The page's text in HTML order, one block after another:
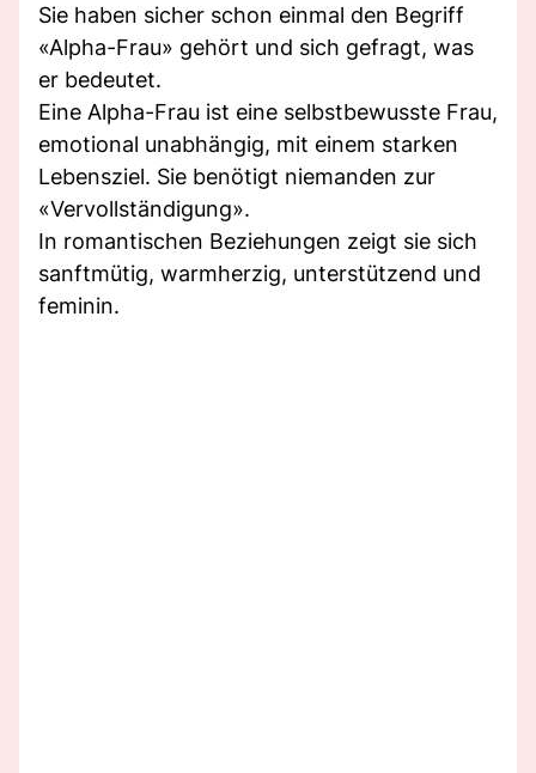
Sie haben sicher schon einmal den Begriff
«Alpha-Frau» gehört und sich gefragt, was
er bedeutet.
Eine Alpha-Frau ist eine selbstbewusste Frau,
emotional unabhängig, mit einem starken
Lebensziel. Sie benötigt niemanden zur
«Vervollständigung».
In romantischen Beziehungen zeigt sie sich
sanftmütig, warmherzig, unterstützend und
feminin.